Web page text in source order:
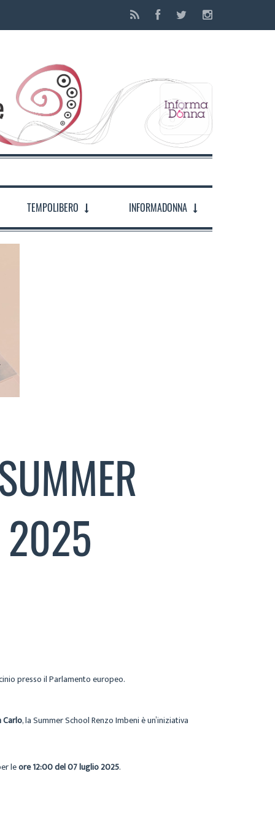
TEMPOLIBERO INFORMADONNA
2025
presso il Parlamento europeo.
Carlo, la Summer School Renzo Imbeni è un’iniziativa
leore 12:00 del 07 luglio 2025.